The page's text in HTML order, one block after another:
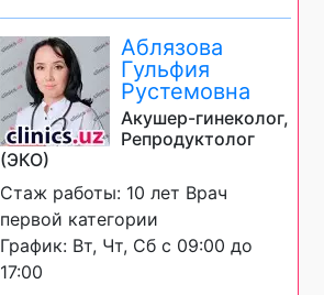
Аблязова
Гульфия
Рустемовна
Акушер-гинеколог,
Репродуктолог
(ЭКО)
Стаж работы: 10 лет Врач
первой категории
График: Вт, Чт, Сб с 09:00 до
17:00